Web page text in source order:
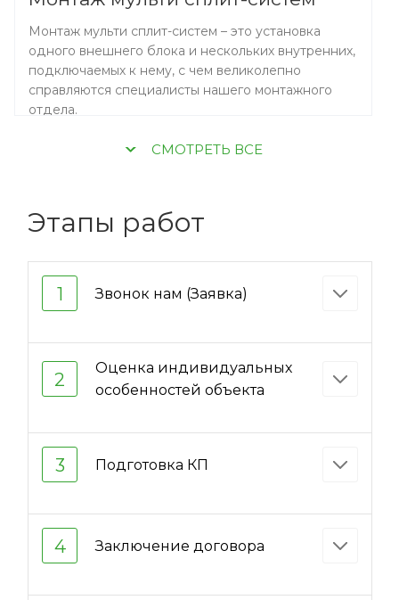
Монтаж мульти сплит-систем – это установка
одного внешнего блока и нескольких внутренних,
подключаемых к нему, с чем великолепно
справляются специалисты нашего монтажного
отдела.
CМОТРЕТЬ ВСЕ
Этапы работ
1 Звонок нам (Заявка)
2
Оценка индивидуальных
особенностей объекта
3 Подготовка КП
4 Заключение договора